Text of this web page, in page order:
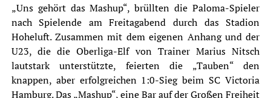
„Uns gehört das Mashup“, brüllten die Paloma-Spieler
nach Spielende am Freitagabend durch das Stadion
Hoheluft. Zusammen mit dem eigenen Anhang und der
U23, die die Oberliga-Elf von Trainer Marius Nitsch
lautstark unterstützte, feierten die „Tauben“ den
knappen, aber erfolgreichen 1:0-Sieg beim SC Victoria
Hamburg. Das „Mashup“, eine Bar auf der Großen Freiheit